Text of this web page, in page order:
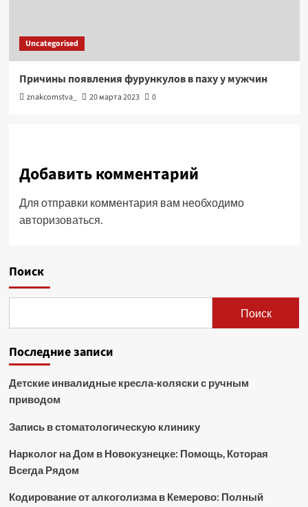
Uncategorised
Причины появления фурункулов в паху у мужчин
znakcomstva_ 20 марта 2023 0
Добавить комментарий
Для отправки комментария вам необходимо
авторизоваться.
Поиск
Поиск
Последние записи
Детские инвалидные кресла-коляски с ручным
приводом
Запись в стоматологическую клинику
Нарколог на Дом в Новокузнецке: Помощь, Которая
Всегда Рядом
Кодирование от алкоголизма в Кемерово: Полный